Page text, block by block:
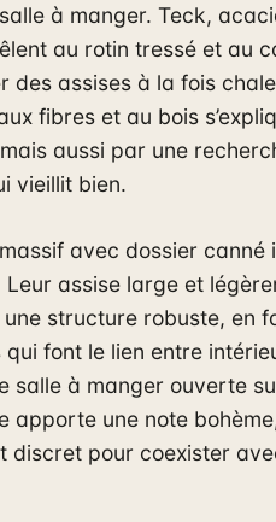
à manger. Teck,
au rotin tressé et au
des assises à la fois
fibres et au bois
aussi par une
vieillit bien.
avec dossier canné
assise large et
structure robuste, en
font le lien entre
salle à manger ouverte
apporte une note
discret pour coexister